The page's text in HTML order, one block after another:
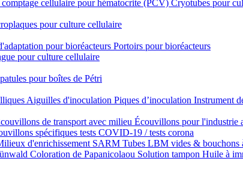
comptage cellulaire pour hématocrite (PCV) Cryotubes pour
pour culture cellulaire
pour bioréacteurs Portoirs pour bioréacteurs
pour culture cellulaire
pour boîtes de Pétri
Aiguilles d'inoculation Piques d’inoculation Instrument
de transport avec milieu Écouvillons pour l'industrie
spécifiques tests COVID-19 / tests corona
d'enrichissement SARM Tubes LBM vides & bouchons
Coloration de Papanicolaou Solution tampon Huile à